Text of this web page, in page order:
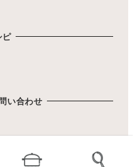
ピ
い合わせ
Reserved.